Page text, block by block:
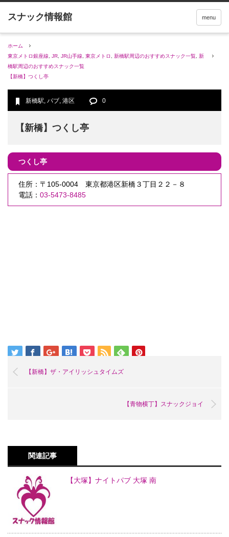
menu
ホーム
東京メトロ銀座線
JR JR山手線 東京メトロ 新橋駅周辺のおすすめスナック一覧 新
橋駅周辺のおすすめスナック一覧
【新橋】つくし亭
新橋駅, パブ, 港区 0
【新橋】つくし亭
つくし亭
住所：〒105-0004 東京都港区新橋３丁目２２－８
電話： 03-5473-8485
【新橋】ザ・アイリッシュタイムズ
【青物横丁】スナックジョイ
関連記事
【大塚】ナイトパブ 大塚 南